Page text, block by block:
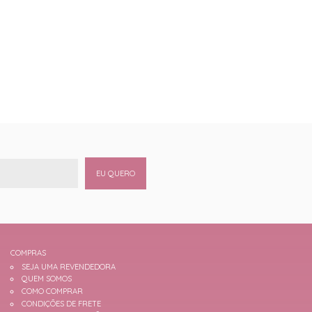
EU QUERO
COMPRAS
SEJA UMA REVENDEDORA
QUEM SOMOS
COMO COMPRAR
CONDIÇÕES DE FRETE